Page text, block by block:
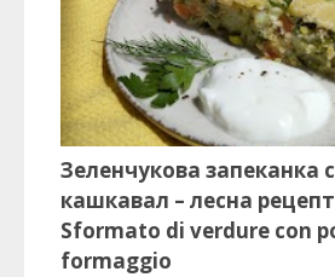
Зеленчукова запеканка
кашкавал – лесна
Sformato di verdure con
formaggio